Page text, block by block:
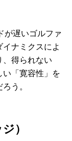
が遅いゴルファ
ナミクスによ
、得られない
い「寛容性」を
う。
）